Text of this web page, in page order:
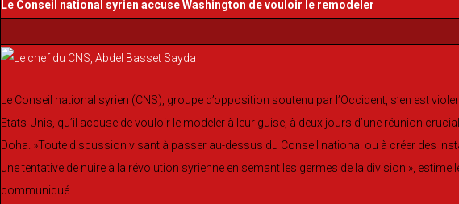
Le Conseil national syrien accuse Washington de vouloir le remodeler
Le Conseil national syrien (CNS), groupe d’opposition soutenu par l’Occident, s’en est
Etats-Unis, qu’il accuse de vouloir le modeler à leur guise, à deux jours d’une réunion
Doha. »Toute discussion visant à passer au-dessus du Conseil national ou à créer des
une tentative de nuire à la révolution syrienne en semant les germes de la division », estime
communiqué.